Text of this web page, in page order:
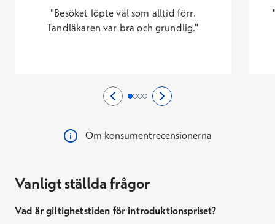
"Besöket löpte väl som alltid förr.
Tandläkaren var bra och grundlig."
Edellinen sivu
0/4 Sida 1/4
Sida 2/4
Sida 3/4
Sida 4/4Seuraava sivu
2/4
Om konsumentrecensionerna
Vanligt ställda frågor
Vad är giltighetstiden för introduktionspriset?